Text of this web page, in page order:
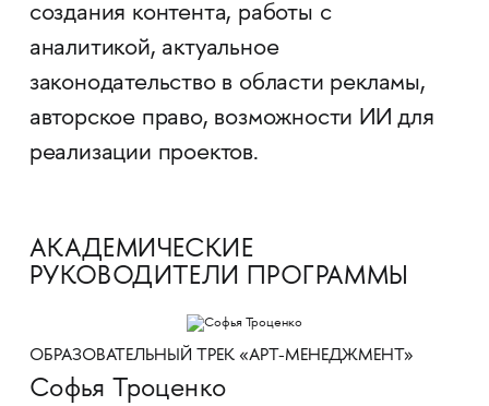
создания контента, работы с
аналитикой, актуальное
законодательство в области рекламы,
авторское право, возможности ИИ для
реализации проектов.
АКАДЕМИЧЕСКИЕ
РУКОВОДИТЕЛИ ПРОГРАММЫ
ОБРАЗОВАТЕЛЬНЫЙ ТРЕК «АРТ-МЕНЕДЖМЕНТ»
Софья Троценко